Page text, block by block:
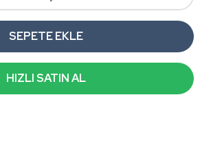
SEPETE EKLE
HIZLI SATIN AL